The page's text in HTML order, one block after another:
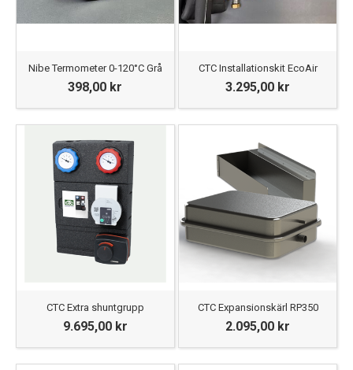
Nibe Termometer 0-120°C Grå
398,00 kr
CTC Installationskit EcoAir
3.295,00 kr
CTC Extra shuntgrupp
9.695,00 kr
CTC Expansionskärl RP350
2.095,00 kr